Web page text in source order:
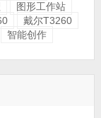
图形工作站
戴尔T3260
智能创作